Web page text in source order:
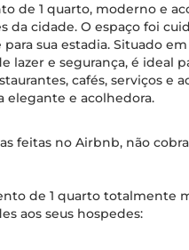
de 1 quarto, moderno e
da cidade. O espaço foi
para sua estadia. Situado
lazer e segurança, é ideal
cafés, serviços e
elegante e acolhedora.
feitas no Airbnb, não
de 1 quarto totalmente
aos seus hospedes: